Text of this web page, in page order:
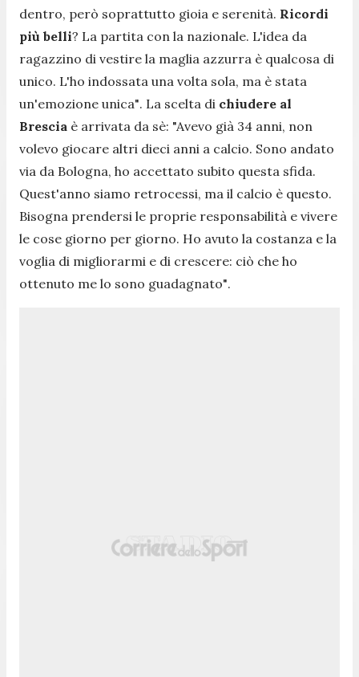
dentro, però soprattutto gioia e serenità. Ricordi
più belli? La partita con la nazionale. L'idea da
ragazzino di vestire la maglia azzurra è qualcosa di
unico. L'ho indossata una volta sola, ma è stata
un'emozione unica". La scelta di chiudere al
Brescia è arrivata da sè: "Avevo già 34 anni, non
volevo giocare altri dieci anni a calcio. Sono andato
via da Bologna, ho accettato subito questa sfida.
Quest'anno siamo retrocessi, ma il calcio è questo.
Bisogna prendersi le proprie responsabilità e vivere
le cose giorno per giorno. Ho avuto la costanza e la
voglia di migliorarmi e di crescere: ciò che ho
ottenuto me lo sono guadagnato".